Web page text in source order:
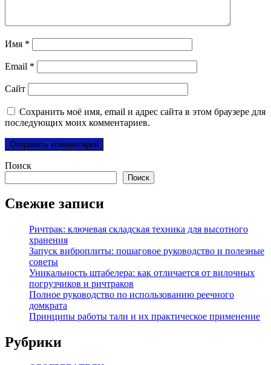
Имя *
Email *
Сайт
Сохранить моё имя, email и адрес сайта в этом браузере для
последующих моих комментариев.
Поиск
Поиск
Свежие записи
Ричтрак: ключевая складская техника для высотного
хранения
Запуск виброплиты: пошаговое руководство и полезные
советы
Уникальность штабелера: как отличается от вилочных
погрузчиков и ричтраков
Полное руководство по использованию реечного
домкрата
Принципы работы тали и их практическое применение
Рубрики